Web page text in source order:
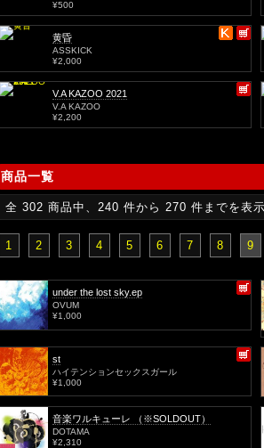
¥500
黄昏
ASSKICK
¥2,000
V.A KAZOO 2021
V.A KAZOO
¥2,200
商品一覧
全 302 商品中、240 件から 270 件までを表示
1 2 3 4 5 6 7 8 9
under the lost sky.ep
OVUM
¥1,000
st
ハイテンションセックスガール
¥1,000
音楽ワルキューレ （※SOLDOUT）
DOTAMA
¥2,310